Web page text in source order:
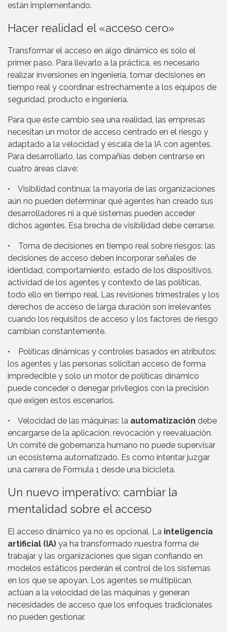
están implementando.
Hacer realidad el «acceso cero»
Transformar el acceso en algo dinámico es solo el
primer paso. Para llevarlo a la práctica, es necesario
realizar inversiones en ingeniería, tomar decisiones en
tiempo real y coordinar estrechamente a los equipos de
seguridad, producto e ingeniería.
Para que este cambio sea una realidad, las empresas
necesitan un motor de acceso centrado en el riesgo y
adaptado a la velocidad y escala de la IA con agentes.
Para desarrollarlo, las compañías deben centrarse en
cuatro áreas clave:
• Visibilidad continua: la mayoría de las organizaciones
aún no pueden determinar qué agentes han creado sus
desarrolladores ni a qué sistemas pueden acceder
dichos agentes. Esa brecha de visibilidad debe cerrarse.
• Toma de decisiones en tiempo real sobre riesgos: las
decisiones de acceso deben incorporar señales de
identidad, comportamiento, estado de los dispositivos,
actividad de los agentes y contexto de las políticas,
todo ello en tiempo real. Las revisiones trimestrales y los
derechos de acceso de larga duración son irrelevantes
cuando los requisitos de acceso y los factores de riesgo
cambian constantemente.
• Políticas dinámicas y controles basados en atributos:
los agentes y las personas solicitan acceso de forma
impredecible y solo un motor de políticas dinámico
puede conceder o denegar privilegios con la precisión
que exigen estos escenarios.
• Velocidad de las máquinas: la automatización debe
encargarse de la aplicación, revocación y reevaluación.
Un comité de gobernanza humano no puede supervisar
un ecosistema automatizado. Es como intentar juzgar
una carrera de Fórmula 1 desde una bicicleta.
Un nuevo imperativo: cambiar la
mentalidad sobre el acceso
El acceso dinámico ya no es opcional. La inteligencia
artificial (IA) ya ha transformado nuestra forma de
trabajar y las organizaciones que sigan confiando en
modelos estáticos perderán el control de los sistemas
en los que se apoyan. Los agentes se multiplican,
actúan a la velocidad de las máquinas y generan
necesidades de acceso que los enfoques tradicionales
no pueden gestionar.